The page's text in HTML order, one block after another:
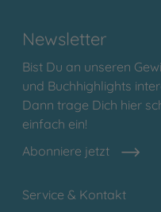
Newsletter
Bist Du an unseren
und Buchhighlights
Dann trage Dich hier
einfach ein!
Abonniere jetzt
Service & Kontakt